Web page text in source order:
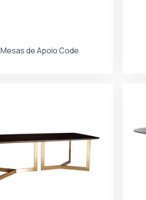
Mesas de Apoio Code